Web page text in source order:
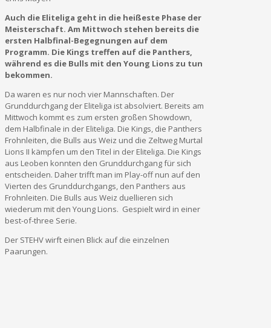
Auch die Eliteliga geht in die heißeste Phase der
Meisterschaft. Am Mittwoch stehen bereits die
ersten Halbfinal-Begegnungen auf dem
Programm. Die Kings treffen auf die Panthers,
während es die Bulls mit den Young Lions zu tun
bekommen.
Da waren es nur noch vier Mannschaften. Der
Grunddurchgang der Eliteliga ist absolviert. Bereits am
Mittwoch kommt es zum ersten großen Showdown,
dem Halbfinale in der Eliteliga. Die Kings, die Panthers
Frohnleiten, die Bulls aus Weiz und die Zeltweg Murtal
Lions II kämpfen um den Titel in der Eliteliga. Die Kings
aus Leoben konnten den Grunddurchgang für sich
entscheiden. Daher trifft man im Play-off nun auf den
Vierten des Grunddurchgangs, den Panthers aus
Frohnleiten. Die Bulls aus Weiz duellieren sich
wiederum mit den Young Lions. Gespielt wird in einer
best-of-three Serie.
Der STEHV wirft einen Blick auf die einzelnen
Paarungen.